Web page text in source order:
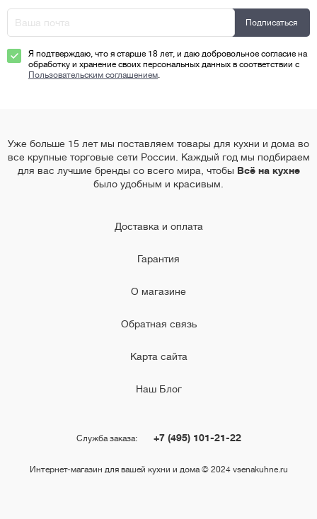
Я подтверждаю, что я старше 18 лет, и даю добровольное согласие на
обработку и хранение своих персональных данных в соответствии с
Пользовательским соглашением.
Уже больше 15 лет мы поставляем товары для кухни и дома во
все крупные торговые сети России. Каждый год мы подбираем
для вас лучшие бренды со всего мира, чтобы Всё на кухне
было удобным и красивым.
Доставка и оплата
Гарантия
О магазине
Обратная связь
Карта сайта
Наш Блог
Служба заказа: +7 (495) 101-21-22
Интернет-магазин для вашей кухни и дома © 2024 vsenakuhne.ru